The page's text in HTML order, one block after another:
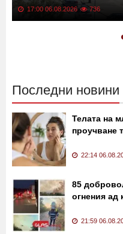
ремонт
17:00 06.08.2026 736
Последни новини
Телата на
проучване
22:14
85
огнения
21:59